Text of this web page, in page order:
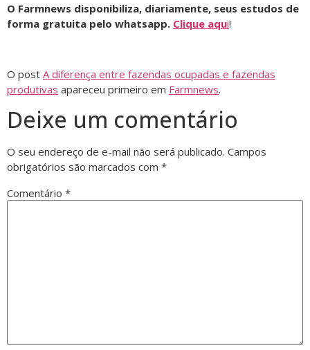
O Farmnews disponibiliza, diariamente, seus estudos de
forma gratuita pelo whatsapp. Clique aqui!
O post A diferença entre fazendas ocupadas e fazendas
produtivas apareceu primeiro em Farmnews.
Deixe um comentário
O seu endereço de e-mail não será publicado. Campos
obrigatórios são marcados com *
Comentário *